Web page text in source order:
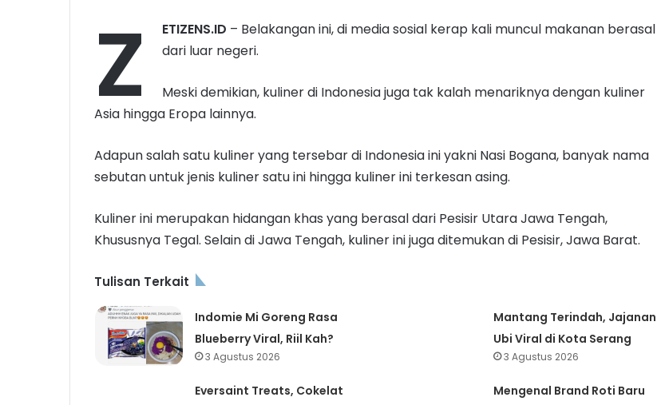
Z ETIZENS.ID – Belakangan ini, di media sosial kerap kali muncul makanan berasal
dari luar negeri.
Meski demikian, kuliner di Indonesia juga tak kalah menariknya dengan kuliner
Asia hingga Eropa lainnya.
Adapun salah satu kuliner yang tersebar di Indonesia ini yakni Nasi Bogana, banyak nama
sebutan untuk jenis kuliner satu ini hingga kuliner ini terkesan asing.
Kuliner ini merupakan hidangan khas yang berasal dari Pesisir Utara Jawa Tengah,
Khususnya Tegal. Selain di Jawa Tengah, kuliner ini juga ditemukan di Pesisir, Jawa Barat.
Tulisan Terkait
Indomie Mi Goreng Rasa
Blueberry Viral, Riil Kah?
3 Agustus 2026
Mantang Terindah, Jajanan
Ubi Viral di Kota Serang
3 Agustus 2026
Eversaint Treats, Cokelat
Mengenal Brand Roti Baru